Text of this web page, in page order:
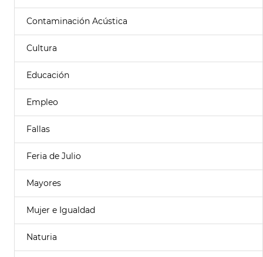
Contaminación Acústica
Cultura
Educación
Empleo
Fallas
Feria de Julio
Mayores
Mujer e Igualdad
Naturia